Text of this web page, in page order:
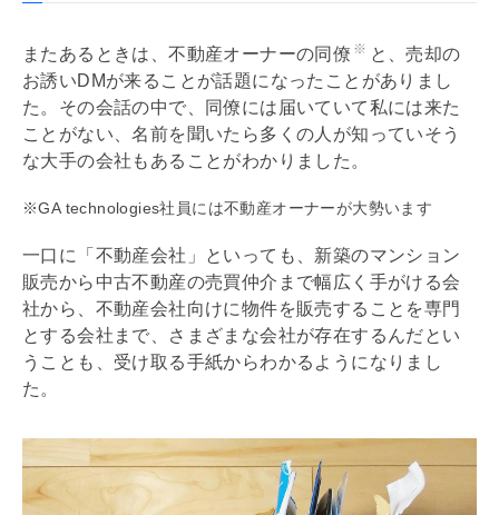
またあるときは、不動産オーナーの同僚 ※ と、売却の
お誘いDMが来ることが話題になったことがありまし
た。その会話の中で、同僚には届いていて私には来た
ことがない、名前を聞いたら多くの人が知っていそう
な大手の会社もあることがわかりました。
※GA technologies社員には不動産オーナーが大勢います
一口に「不動産会社」といっても、新築のマンション
販売から中古不動産の売買仲介まで幅広く手がける会
社から、不動産会社向けに物件を販売することを専門
とする会社まで、さまざまな会社が存在するんだとい
うことも、受け取る手紙からわかるようになりまし
た。